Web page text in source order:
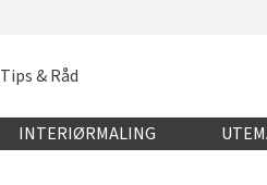
Tips & Råd
INTERIØRMALING